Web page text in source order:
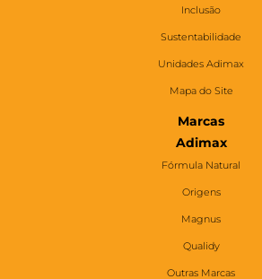
Inclusão
Sustentabilidade
Unidades Adimax
Mapa do Site
Marcas
Adimax
Fórmula Natural
Origens
Magnus
Qualidy
Outras Marcas